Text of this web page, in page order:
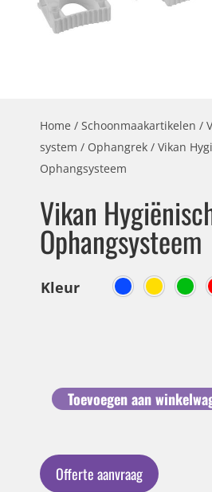
Home / Schoonmaakartikelen /
system / Ophangrek / Vikan
Ophangsysteem
Vikan
Ophangsysteem
Kleur
Toevoegen aan
Offerte aanvraag